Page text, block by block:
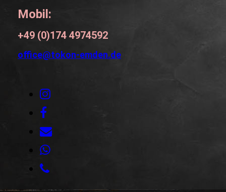
Mobil:
+49 (0)174 4974592
office@tokon-emden.de